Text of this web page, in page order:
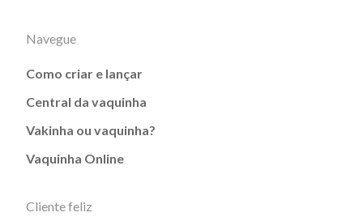
Navegue
Como criar e lançar
Central da vaquinha
Vakinha ou vaquinha?
Vaquinha Online
Cliente feliz